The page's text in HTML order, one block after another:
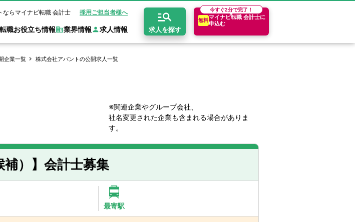
ならマイナビ転職 会計士 採用ご担当者様へ
求人を探す
今すぐ2分で完了！
無料
マイナビ転職 会計士に
申込む
ビス
アクセスマップ
転職お役立ち情報
の転職
転職お役立ち情報
会計士・試験合格者の転職Q&A
WEB面接完全ガイド
キャリア診断
業界情報
監査法人
コンサルティングファーム
事業会社
求人情報
サルティングファー
金融機関
事業会社
関東・首都圏
東海
企業一覧 株式会社アバントの公開求人一覧
※関連企業やグループ会社、
社名変更された企業も含まれる場合がありま
す。
補）】会計士募集
最寄駅